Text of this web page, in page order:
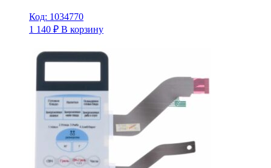
Код: 1034770
1 140 ₽ В корзину